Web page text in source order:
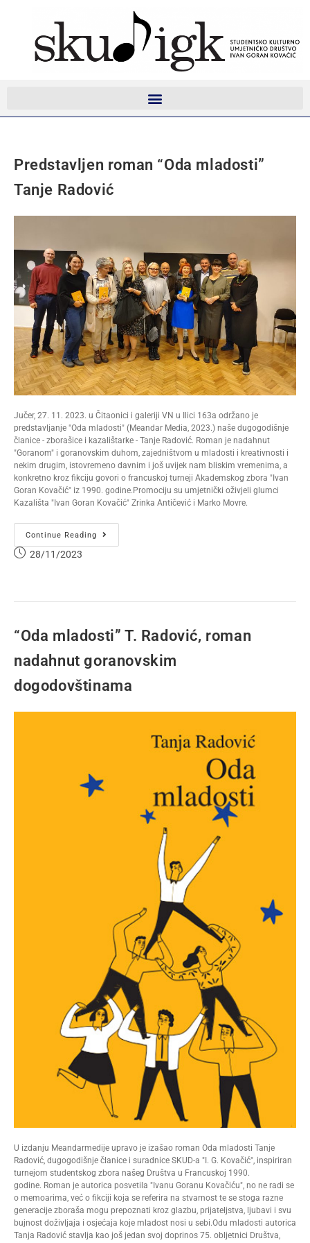
Predstavljen roman “Oda mladosti”
Tanje Radović
Jučer, 27. 11. 2023. u Čitaonici i galeriji VN u Ilici 163a održano je
predstavljanje "Oda mladosti" (Meandar Media, 2023.) naše dugogodišnje
članice - zborašice i kazalištarke - Tanje Radović. Roman je nadahnut
"Goranom" i goranovskim duhom, zajedništvom u mladosti i kreativnosti i
nekim drugim, istovremeno davnim i još uvijek nam bliskim vremenima, a
konkretno kroz fikciju govori o francuskoj turneji Akademskog zbora "Ivan
Goran Kovačić" iz 1990. godine.Promociju su umjetnički oživjeli glumci
Kazališta "Ivan Goran Kovačić" Zrinka Antičević i Marko Movre.
Continue Reading
28/11/2023
“Oda mladosti” T. Radović, roman
nadahnut goranovskim
dogodovštinama
U izdanju Meandarmedije upravo je izašao roman Oda mladosti Tanje
Radović, dugogodišnje članice i suradnice SKUD-a "I. G. Kovačić", inspiriran
turnejom studentskog zbora našeg Društva u Francuskoj 1990.
godine. Roman je autorica posvetila "Ivanu Goranu Kovačiću", no ne radi se
o memoarima, već o fikciji koja se referira na stvarnost te se stoga razne
generacije zboraša mogu prepoznati kroz glazbu, prijateljstva, ljubavi i svu
bujnost doživljaja i osjećaja koje mladost nosi u sebi.Odu mladosti autorica
Tanja Radović stavlja kao još jedan svoj doprinos 75. obljetnici Društva,